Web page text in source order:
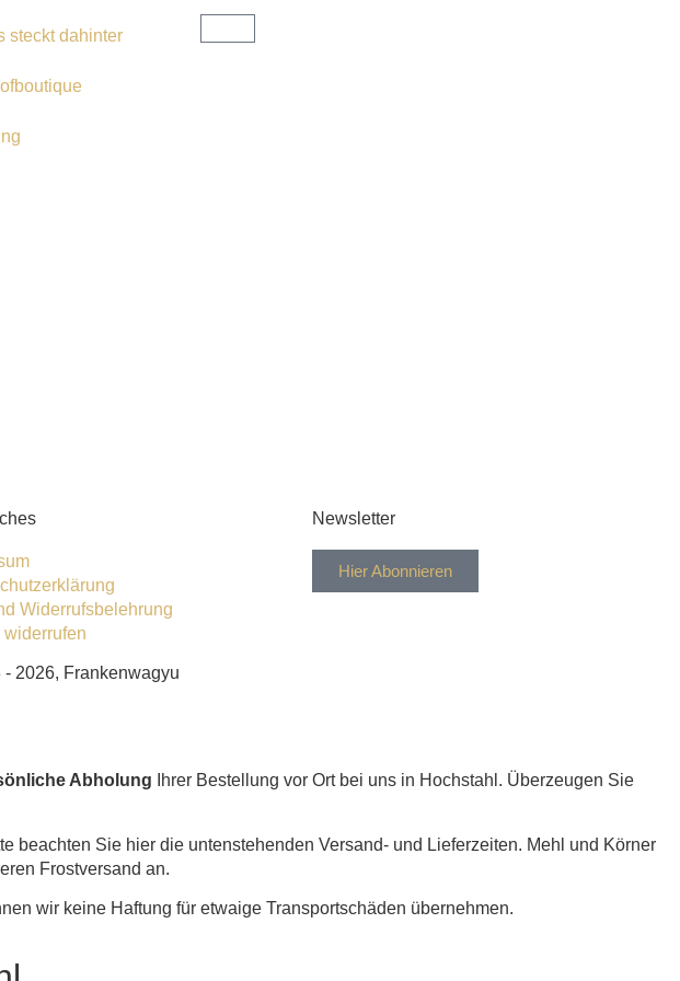
steckt dahinter
Widerrufsbelehrung
widerrufen
Newsletter
Hier Abonnieren
2026, Frankenwagyu
Abholung Ihrer Bestellung vor Ort bei uns in Hochstahl. Überzeugen Sie
beachten Sie hier die untenstehenden Versand- und Lieferzeiten. Mehl und Körner
Frostversand an.
wir keine Haftung für etwaige Transportschäden übernehmen.